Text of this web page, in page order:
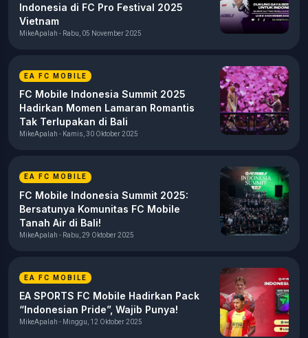
Indonesia di FC Pro Festival 2025
Vietnam
MikeApalah - Rabu, 05 November 2025
EA FC MOBILE
FC Mobile Indonesia Summit 2025
Hadirkan Momen Lamaran Romantis
Tak Terlupakan di Bali
MikeApalah - Kamis, 30 Oktober 2025
EA FC MOBILE
FC Mobile Indonesia Summit 2025:
Bersatunya Komunitas FC Mobile
Tanah Air di Bali!
MikeApalah - Rabu, 29 Oktober 2025
EA FC MOBILE
EA SPORTS FC Mobile Hadirkan Pack
“Indonesian Pride”, Wajib Punya!
MikeApalah - Minggu, 12 Oktober 2025